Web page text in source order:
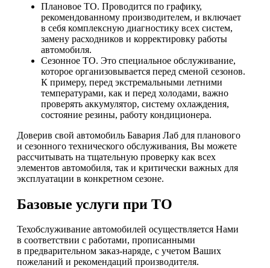
Плановое ТО. Проводится по графику,
рекомендованному производителем, и включает
в себя комплексную диагностику всех систем,
замену расходников и корректировку работы
автомобиля.
Сезонное ТО. Это специальное обслуживание,
которое организовывается перед сменой сезонов.
К примеру, перед экстремальными летними
температурами, как и перед холодами, важно
проверять аккумулятор, систему охлаждения,
состояние резины, работу кондиционера.
Доверив свой автомобиль Бавария Лаб для планового
и сезонного технического обслуживания, Вы можете
рассчитывать на тщательную проверку как всех
элементов автомобиля, так и критически важных для
эксплуатации в конкретном сезоне.
Базовые услуги при ТО
Техобслуживание автомобилей осуществляется Нами
в соответствии с работами, прописанными
в предварительном заказ-наряде, с учетом Ваших
пожеланий и рекомендаций производителя.